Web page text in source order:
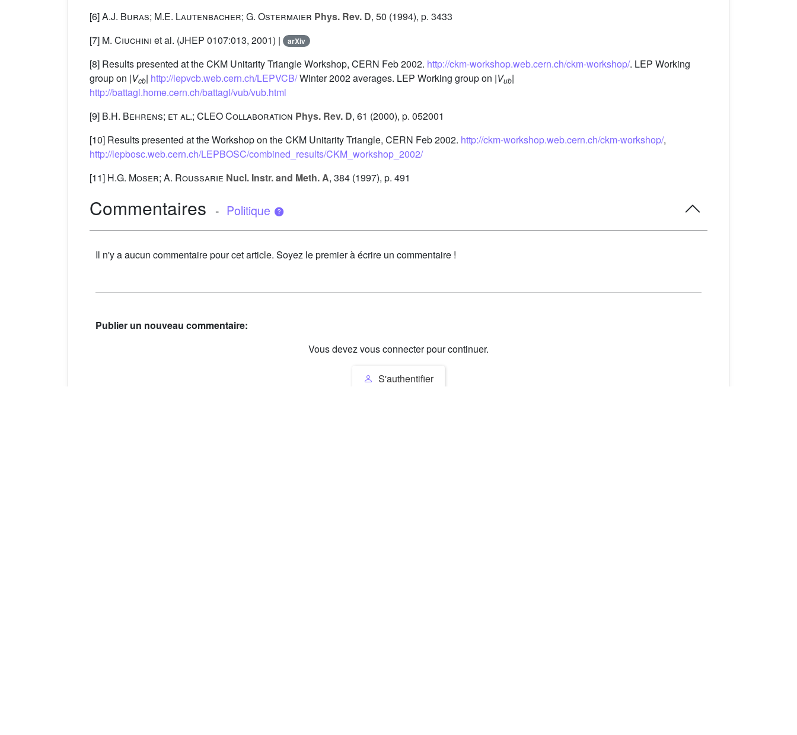
[6]A.J. Buras; M.E. Lautenbacher; G. Ostermaier Phys. Rev. D, 50 (1994), p. 3433
[7] M. Ciuchini et al. (JHEP 0107:013, 2001) | arXiv
[8] Results presented at the CKM Unitarity Triangle Workshop, CERN Feb 2002. http://ckm-workshop.web.cern.ch/ckm-workshop/. LEP Working
group on |Vcb| http://lepvcb.web.cern.ch/LEPVCB/Winter 2002 averages. LEP Working group on |Vub|
http://battagl.home.cern.ch/battagl/vub/vub.html
[9] B.H. Behrens; et al.; CLEO Collaboration Phys. Rev. D, 61 (2000), p. 052001
[10] Results presented at the Workshop on the CKM Unitarity Triangle, CERN Feb 2002. http://ckm-workshop.web.cern.ch/ckm-workshop/,
http://lepbosc.web.cern.ch/LEPBOSC/combined_results/CKM_workshop_2002/
[11] H.G. Moser; A. Roussarie Nucl. Instr. and Meth. A, 384 (1997), p. 491
Commentaires - Politique
Il n'y a aucun commentaire pour cet article. Soyez le premier à écrire un commentaire !
Publier un nouveau commentaire:
Vous devez vous connecter pour continuer.
S'authentifier